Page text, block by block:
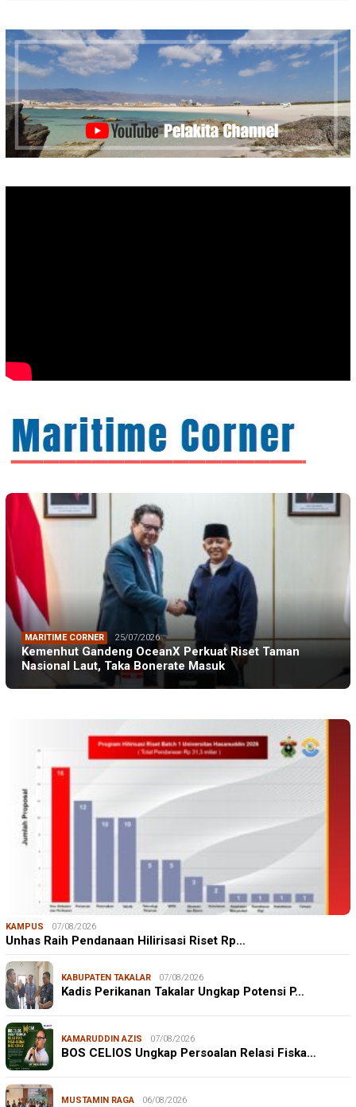
MARITIME CORNER 25/07/2026
Kemenhut Gandeng OceanX Perkuat Riset Taman
Nasional Laut, Taka Bonerate Masuk
KAMPUS 07/08/2026
Unhas Raih Pendanaan Hilirisasi Riset Rp…
KABUPATEN TAKALAR 07/08/2026
Kadis Perikanan Takalar Ungkap Potensi P…
KAMARUDDIN AZIS 07/08/2026
BOS CELIOS Ungkap Persoalan Relasi Fiska…
MUSTAMIN RAGA 06/08/2026